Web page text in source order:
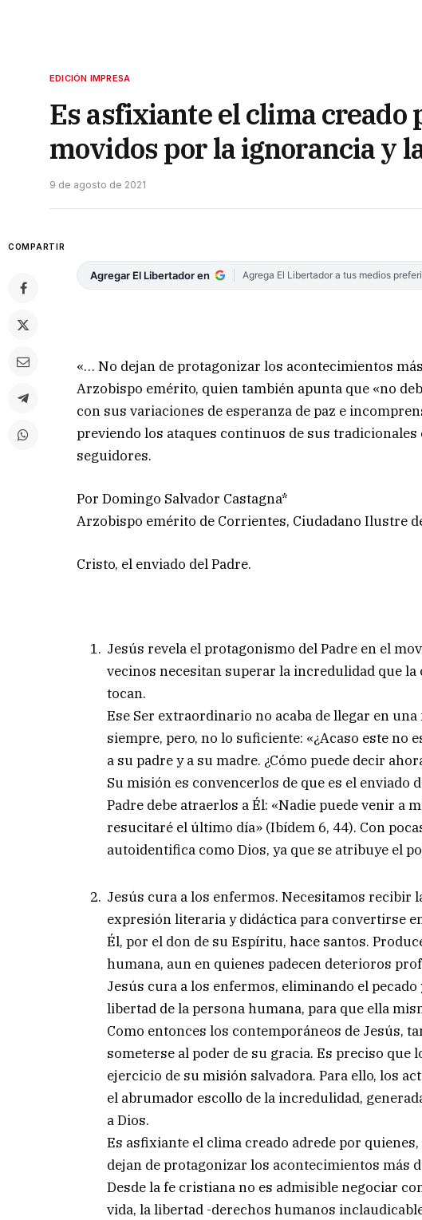
EDICIÓN IMPRESA
Es asfixiante el clima creado
movidos por la ignorancia y
9 de agosto de 2021
COMPARTIR
Agregar El Libertador en Agrega El Libertador a tus medios
«… No dejan de protagonizar los acontecimientos
Arzobispo emérito, quien también apunta que «no
con sus variaciones de esperanza de paz e
previendo los ataques continuos de sus
seguidores.
Por Domingo Salvador Castagna*
Arzobispo emérito de Corrientes, Ciudadano Ilustre
Cristo, el enviado del Padre.
Jesús revela el protagonismo del Padre en el
vecinos necesitan superar la incredulidad que la
tocan.
Ese Ser extraordinario no acaba de llegar en
siempre, pero, no lo suficiente: «¿Acaso este no
a su padre y a su madre. ¿Cómo puede decir
Su misión es convencerlos de que es el enviado
Padre debe atraerlos a Él: «Nadie puede venir a
resucitaré el último día» (Ibídem 6, 44). Con
autoidentifica como Dios, ya que se atribuye el
Jesús cura a los enfermos. Necesitamos recibir
expresión literaria y didáctica para convertirse
Él, por el don de su Espíritu, hace santos.
humana, aun en quienes padecen deterioros
Jesús cura a los enfermos, eliminando el
libertad de la persona humana, para que ella
Como entonces los contemporáneos de Jesús,
someterse al poder de su gracia. Es preciso que
ejercicio de su misión salvadora. Para ello, los
el abrumador escollo de la incredulidad,
a Dios.
Es asfixiante el clima creado adrede por
dejan de protagonizar los acontecimientos más
Desde la fe cristiana no es admisible negociar
vida, la libertad -derechos humanos